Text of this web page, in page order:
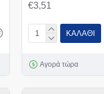
€3,51
ΚΑΛΆΘΙ
Αγορά τώρα